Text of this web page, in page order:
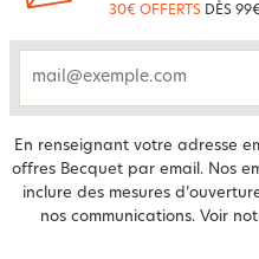
30€ OFFERTS DÈS
En renseignant votre adresse
offres Becquet par email. Nos
inclure des mesures
nos communications. Voir